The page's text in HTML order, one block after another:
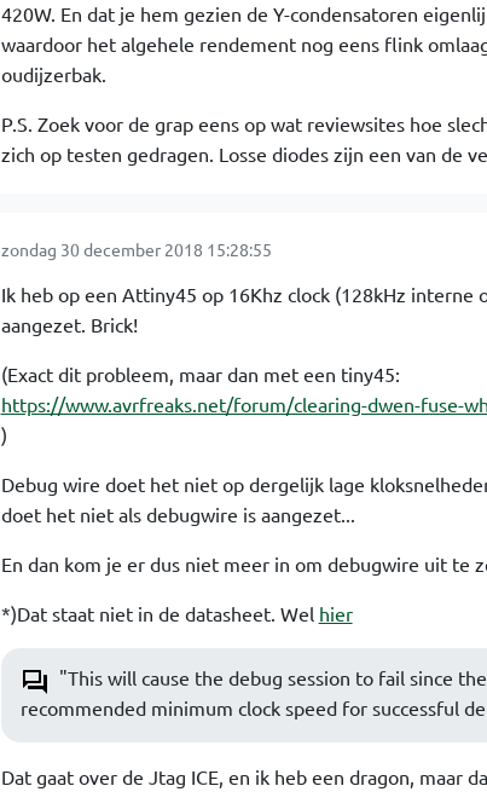
420W. En dat je hem gezien de Y-condensatoren
waardoor het algehele rendement nog eens flink
oudijzerbak.
P.S. Zoek voor de grap eens op wat reviewsites hoe
zich op testen gedragen. Losse diodes zijn een van de
zondag 30 december 2018 15:28:55
Ik heb op een Attiny45 op 16Khz clock (128kHz interne
aangezet. Brick!
(Exact dit probleem, maar dan met een tiny45:
https://www.avrfreaks.net/forum/clearing-dwen-fuse-
)
Debug wire doet het niet op dergelijk lage
doet het niet als debugwire is aangezet...
En dan kom je er dus niet meer in om debugwire uit te
*)Dat staat niet in de datasheet. Wel hier
"This will cause the debug session to fail since
recommended minimum clock speed for successful
Dat gaat over de Jtag ICE, en ik heb een dragon, maar